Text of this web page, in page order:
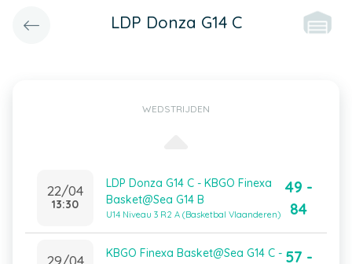
LDP Donza G14 C
WEDSTRIJDEN
22/04
13:30
LDP Donza G14 C - KBGO Finexa
Basket@Sea G14 B
U14 Niveau 3 R2 A (Basketbal Vlaanderen)
49 -
84
29/04
KBGO Finexa Basket@Sea G14 C - 57 -